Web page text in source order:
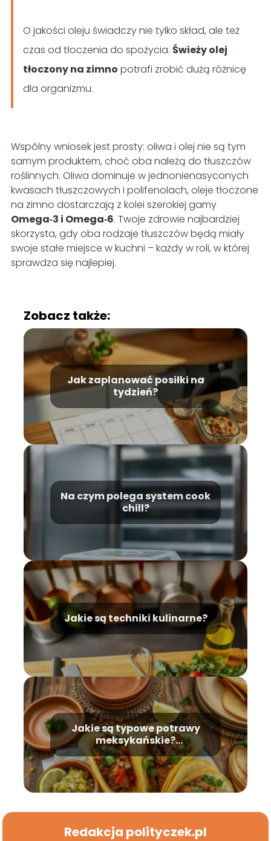
O jakości oleju świadczy nie tylko skład, ale też
czas od tłoczenia do spożycia. Świeży olej
tłoczony na zimno potrafi zrobić dużą różnicę
dla organizmu.
Wspólny wniosek jest prosty: oliwa i olej nie są tym
samym produktem, choć oba należą do tłuszczów
roślinnych. Oliwa dominuje w jednonienasyconych
kwasach tłuszczowych i polifenolach, oleje tłoczone
na zimno dostarczają z kolei szerokiej gamy
Omega‑3 i Omega‑6. Twoje zdrowie najbardziej
skorzysta, gdy oba rodzaje tłuszczów będą miały
swoje stałe miejsce w kuchni – każdy w roli, w której
sprawdza się najlepiej.
Zobacz także:
Jak zaplanować posiłki na
tydzień?
Na czym polega system cook
chill?
Jakie są techniki kulinarne?
Jakie są typowe potrawy
meksykańskie?
Najpopularniejsze dania
Redakcja polityczek.pl